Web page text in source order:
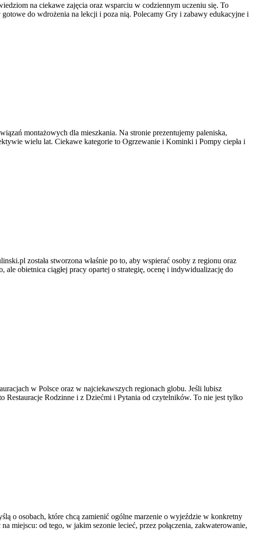
na ciekawe zajęcia oraz wsparciu w codziennym uczeniu się. To
do wdrożenia na lekcji i poza nią. Polecamy Gry i zabawy edukacyjne i
montażowych dla mieszkania. Na stronie prezentujemy paleniska,
wielu lat. Ciekawe kategorie to Ogrzewanie i Kominki i Pompy ciepła i
została stworzona właśnie po to, aby wspierać osoby z regionu oraz
obietnica ciągłej pracy opartej o strategię, ocenę i indywidualizację do
w Polsce oraz w najciekawszych regionach globu. Jeśli lubisz
Restauracje Rodzinne i z Dziećmi i Pytania od czytelników. To nie jest tylko
o osobach, które chcą zamienić ogólne marzenie o wyjeździe w konkretny
miejscu: od tego, w jakim sezonie lecieć, przez połączenia, zakwaterowanie,